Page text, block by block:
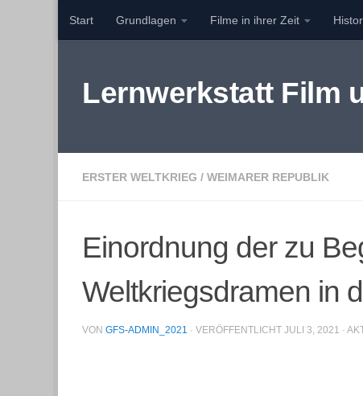
Zum Inhalt springen
Start Grundlagen Filme in ihrer Zeit
Lernwerkstatt Film
ERSTER WELTKRIEG / WEIMARER REPUBLIK
Einordnung der zu
Weltkriegsdramen in
VON GFS-ADMIN_2021 · VERÖFFENTLICHT JULI 3, 2021 ·